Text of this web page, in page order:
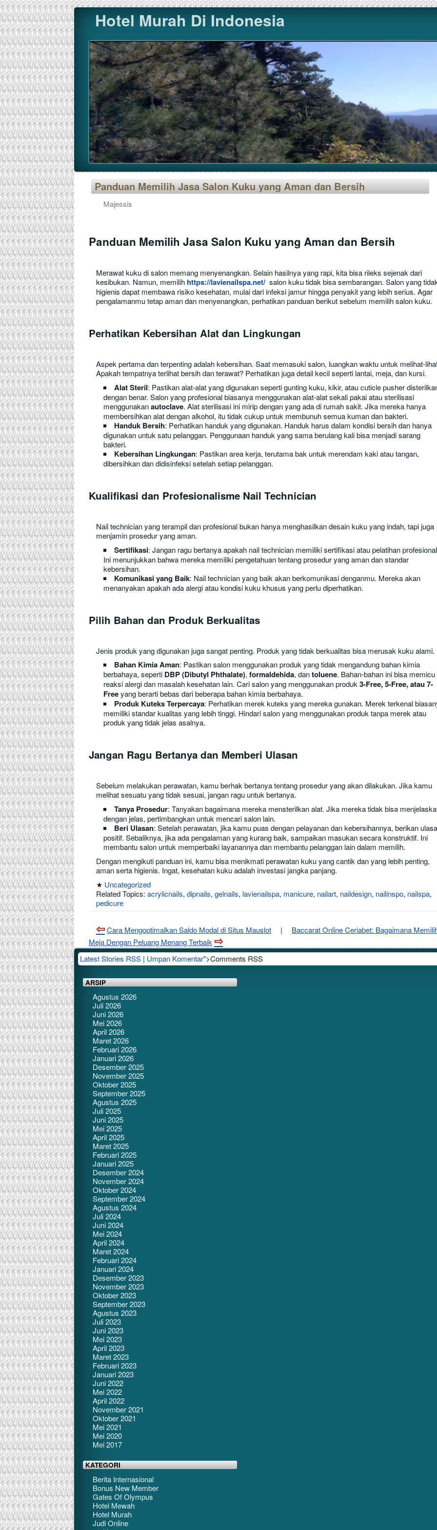
Skip
to
content
Hotel Murah Di Indonesia
Panduan Memilih Jasa Salon Kuku yang Aman dan Bersih
Majessis
Panduan Memilih Jasa Salon Kuku yang Aman dan Bersih
Merawat kuku di salon memang menyenangkan. Selain hasilnya yang rapi, kita bisa rileks sejenak dari
kesibukan. Namun, memilih https://lavienailspa.net/salon kuku tidak bisa sembarangan. Salon yang
higienis dapat membawa risiko kesehatan, mulai dari infeksi jamur hingga penyakit yang lebih serius. Agar
pengalamanmu tetap aman dan menyenangkan, perhatikan panduan berikut sebelum memilih salon kuku.
Perhatikan Kebersihan Alat dan Lingkungan
Aspek pertama dan terpenting adalah kebersihan. Saat memasuki salon, luangkan waktu untuk melihat-
Apakah tempatnya terlihat bersih dan terawat? Perhatikan juga detail kecil seperti lantai, meja, dan kursi.
Alat Steril: Pastikan alat-alat yang digunakan seperti gunting kuku, kikir, atau cuticle pusher
dengan benar. Salon yang profesional biasanya menggunakan alat-alat sekali pakai atau sterilisasi
menggunakanautoclave. Alat sterilisasi ini mirip dengan yang ada di rumah sakit. Jika mereka hanya
membersihkan alat dengan alkohol, itu tidak cukup untuk membunuh semua kuman dan bakteri.
Handuk Bersih: Perhatikan handuk yang digunakan. Handuk harus dalam kondisi bersih dan hanya
digunakan untuk satu pelanggan. Penggunaan handuk yang sama berulang kali bisa menjadi sarang
bakteri.
Kebersihan Lingkungan: Pastikan area kerja, terutama bak untuk merendam kaki atau tangan,
dibersihkan dan didisinfeksi setelah setiap pelanggan.
Kualifikasi dan Profesionalisme Nail Technician
Nail technician yang terampil dan profesional bukan hanya menghasilkan desain kuku yang indah, tapi juga
menjamin prosedur yang aman.
Sertifikasi: Jangan ragu bertanya apakah nail technician memiliki sertifikasi atau pelatihan
Ini menunjukkan bahwa mereka memiliki pengetahuan tentang prosedur yang aman dan standar
kebersihan.
Komunikasi yang Baik: Nail technician yang baik akan berkomunikasi denganmu. Mereka akan
menanyakan apakah ada alergi atau kondisi kuku khusus yang perlu diperhatikan.
Pilih Bahan dan Produk Berkualitas
Jenis produk yang digunakan juga sangat penting. Produk yang tidak berkualitas bisa merusak kuku alami.
Bahan Kimia Aman: Pastikan salon menggunakan produk yang tidak mengandung bahan kimia
berbahaya, seperti DBP (Dibutyl Phthalate), formaldehida, dantoluene. Bahan-bahan ini bisa memicu
reaksi alergi dan masalah kesehatan lain. Cari salon yang menggunakan produk3-Free, 5-Free, atau 7-
Freeyang berarti bebas dari beberapa bahan kimia berbahaya.
Produk Kuteks Terpercaya: Perhatikan merek kuteks yang mereka gunakan. Merek terkenal
memiliki standar kualitas yang lebih tinggi. Hindari salon yang menggunakan produk tanpa merek atau
produk yang tidak jelas asalnya.
Jangan Ragu Bertanya dan Memberi Ulasan
Sebelum melakukan perawatan, kamu berhak bertanya tentang prosedur yang akan dilakukan. Jika kamu
melihat sesuatu yang tidak sesuai, jangan ragu untuk bertanya.
Tanya Prosedur: Tanyakan bagaimana mereka mensterilkan alat. Jika mereka tidak bisa
dengan jelas, pertimbangkan untuk mencari salon lain.
Beri Ulasan: Setelah perawatan, jika kamu puas dengan pelayanan dan kebersihannya, berikan
positif. Sebaliknya, jika ada pengalaman yang kurang baik, sampaikan masukan secara konstruktif. Ini
membantu salon untuk memperbaiki layanannya dan membantu pelanggan lain dalam memilih.
Dengan mengikuti panduan ini, kamu bisa menikmati perawatan kuku yang cantik dan yang lebih penting,
aman serta higienis. Ingat, kesehatan kuku adalah investasi jangka panjang.
★ Uncategorized
Related Topics: acrylicnails, dipnails, gelnails, lavienailspa, manicure, nailart, naildesign, nailinspo, nailspa,
pedicure
Cara Mengoptimalkan Saldo Modal di Situs Mauslot |
Baccarat Online Ceriabet: Bagaimana
Meja Dengan Peluang Menang Terbaik
Latest Stories RSS | Umpan Komentar">Comments RSS
ARSIP
Agustus 2026
Juli 2026
Juni 2026
Mei 2026
April 2026
Maret 2026
Februari 2026
Januari 2026
Desember 2025
November 2025
Oktober 2025
September 2025
Agustus 2025
Juli 2025
Juni 2025
Mei 2025
April 2025
Maret 2025
Februari 2025
Januari 2025
Desember 2024
November 2024
Oktober 2024
September 2024
Agustus 2024
Juli 2024
Juni 2024
Mei 2024
April 2024
Maret 2024
Februari 2024
Januari 2024
Desember 2023
November 2023
Oktober 2023
September 2023
Agustus 2023
Juli 2023
Juni 2023
Mei 2023
April 2023
Maret 2023
Februari 2023
Januari 2023
Juni 2022
Mei 2022
April 2022
November 2021
Oktober 2021
Mei 2021
Mei 2020
Mei 2017
KATEGORI
Berita Internasional
Bonus New Member
Gates Of Olympus
Hotel Mewah
Hotel Murah
Judi Online